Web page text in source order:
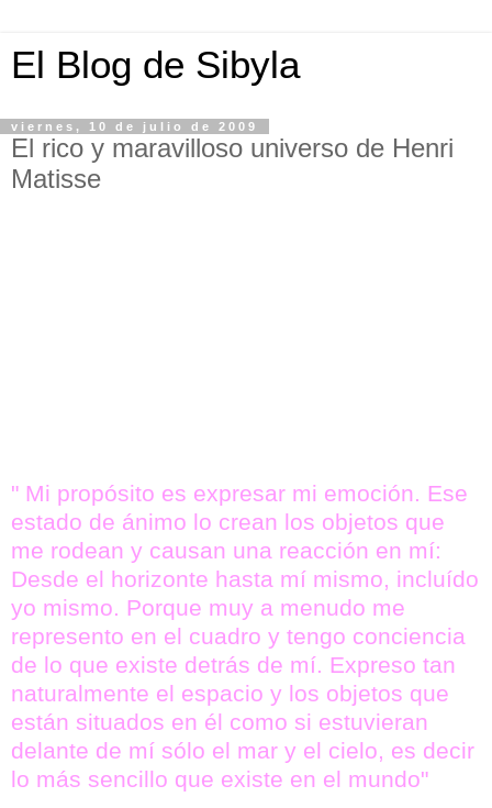
El Blog de Sibyla
viernes, 10 de julio de 2009
El rico y maravilloso universo de Henri
Matisse
" Mi propósito es expresar mi emoción. Ese
estado de ánimo lo crean los objetos que
me rodean y causan una reacción en mí:
Desde el horizonte hasta mí mismo, incluído
yo mismo. Porque muy a menudo me
represento en el cuadro y tengo conciencia
de lo que existe detrás de mí. Expreso tan
naturalmente el espacio y los objetos que
están situados en él como si estuvieran
delante de mí sólo el mar y el cielo, es decir
lo más sencillo que existe en el mundo"